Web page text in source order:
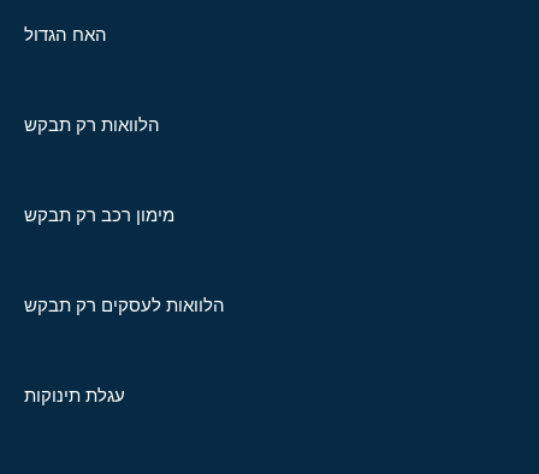
האח הגדול
הלוואות רק תבקש
מימון רכב רק תבקש
הלוואות לעסקים רק תבקש
עגלת תינוקות